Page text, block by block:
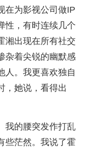
在为影视公司做IP
性，有时连续几个
湘出现在所有社交
杂着尖锐的幽默感
人。我更喜欢独自
，她说，看得出
我的腰突发作打乱
些茫然。我说了霍